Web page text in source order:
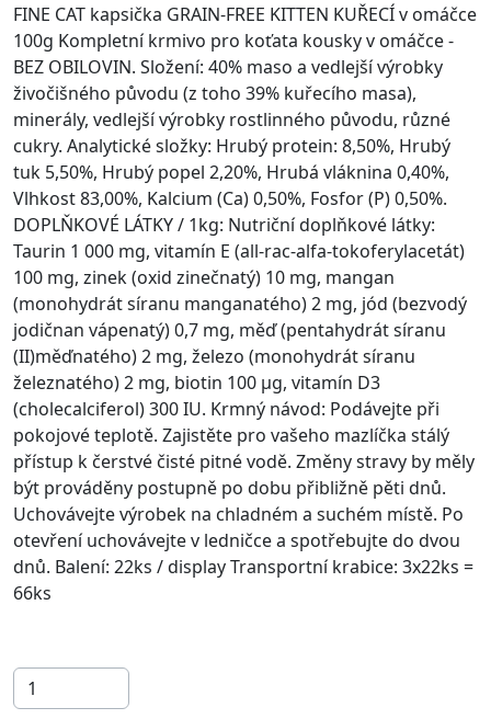
FINE CAT kapsička GRAIN-FREE KITTEN KUŘECÍ v omáčce
100g Kompletní krmivo pro koťata kousky v omáčce -
BEZ OBILOVIN. Složení: 40% maso a vedlejší výrobky
živočišného původu (z toho 39% kuřecího masa),
minerály, vedlejší výrobky rostlinného původu, různé
cukry. Analytické složky: Hrubý protein: 8,50%, Hrubý
tuk 5,50%, Hrubý popel 2,20%, Hrubá vláknina 0,40%,
Vlhkost 83,00%, Kalcium (Ca) 0,50%, Fosfor (P) 0,50%.
DOPLŇKOVÉ LÁTKY / 1kg: Nutriční doplňkové látky:
Taurin 1 000 mg, vitamín E (all-rac-alfa-tokoferylacetát)
100 mg, zinek (oxid zinečnatý) 10 mg, mangan
(monohydrát síranu manganatého) 2 mg, jód (bezvodý
jodičnan vápenatý) 0,7 mg, měď (pentahydrát síranu
(II)měďnatého) 2 mg, železo (monohydrát síranu
železnatého) 2 mg, biotin 100 μg, vitamín D3
(cholecalciferol) 300 IU. Krmný návod: Podávejte při
pokojové teplotě. Zajistěte pro vašeho mazlíčka stálý
přístup k čerstvé čisté pitné vodě. Změny stravy by měly
být prováděny postupně po dobu přibližně pěti dnů.
Uchovávejte výrobek na chladném a suchém místě. Po
otevření uchovávejte v ledničce a spotřebujte do dvou
dnů. Balení: 22ks / display Transportní krabice: 3x22ks =
66ks